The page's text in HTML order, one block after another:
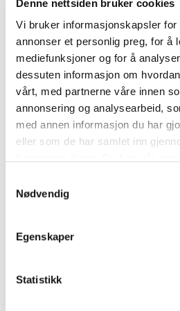
Denne nettsiden bruker cookies
Vi bruker informasjonskapsler for
annonser et personlig preg, for å
mediefunksjoner og for å
dessuten informasjon om
vårt, med partnerne våre innen
annonsering og analysearbeid,
med annen informasjon du har
eller som de har samlet inn
så endre samtykke og så avvis.
Nødvendig
Egenskaper
Statistikk
konkurranse mellom to
som begge var høyt aktet
Den andre kandidaten var
var også blitt vurdert
I landsmålsavisen Den
Garborg i sin tid hadde
i august-september 1919
fortjente prisen mest av
Knut Hamsun. I avisen
litteratur måtte gis til
dikter og en åndsfører for
Debatten forplantet seg,